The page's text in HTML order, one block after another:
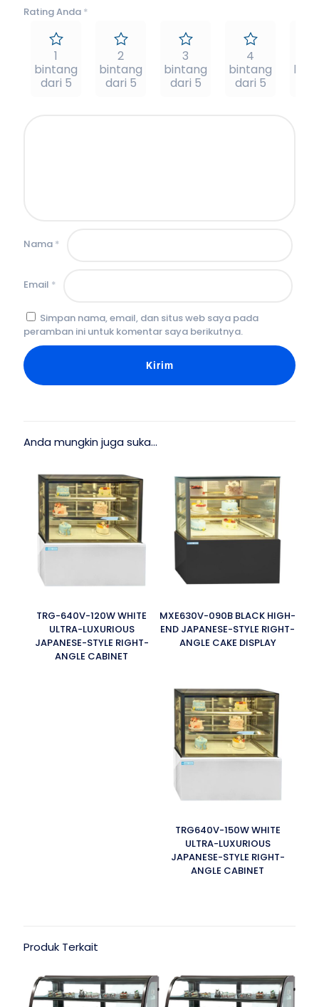
Rating Anda *
1
bintang
dari 5
2
bintang
dari 5
3
bintang
dari 5
4
bintang
dari 5
Nama *
Email *
Simpan nama, email, dan situs web saya pada
peramban ini untuk komentar saya berikutnya.
Anda mungkin juga suka…
TRG-640V-120W WHITE
ULTRA-LUXURIOUS
JAPANESE-STYLE RIGHT-
ANGLE CABINET
MXE630V-090B BLACK HIGH-
END JAPANESE-STYLE RIGHT-
ANGLE CAKE DISPLAY
TRG640V-150W WHITE
ULTRA-LUXURIOUS
JAPANESE-STYLE RIGHT-
ANGLE CABINET
Produk Terkait